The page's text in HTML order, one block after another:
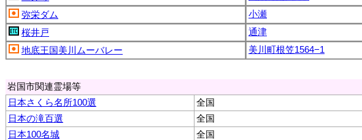
弥栄ダム
小瀬
桜井戸
通津
地底王国美川ムーバレー
美川町根笠1564−1
岩国市関連霊場等
日本さくら名所100選
全国
日本の滝百選
全国
日本100名城
全国